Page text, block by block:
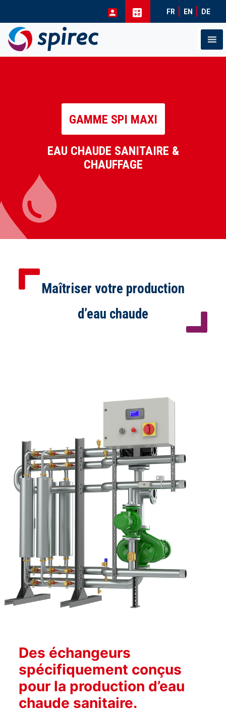
FR EN DE
GAMME SPI MAXI
EAU CHAUDE SANITAIRE &
CHAUFFAGE
Maîtriser votre production
d’eau chaude
Des échangeurs
spécifiquement conçus
pour la production d’eau
chaude sanitaire.